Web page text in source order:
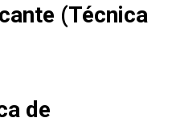
(Técnica
de